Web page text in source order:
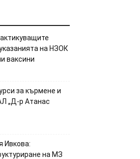
на НЗОК
ваксини
за кърмене и
„Д-р Атанас
Ивкова:
на МЗ